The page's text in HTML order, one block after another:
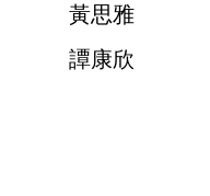
黃思雅
譚康欣